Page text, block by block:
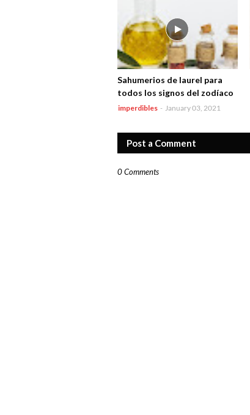
Sahumerios de laurel para
todos los signos del zodíaco
imperdibles - January 03, 2021
Post a Comment
0 Comments